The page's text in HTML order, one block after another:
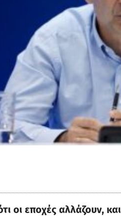
οι εποχές αλλάζουν,